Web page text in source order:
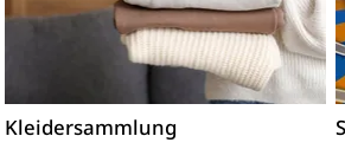
Kleidersammlung